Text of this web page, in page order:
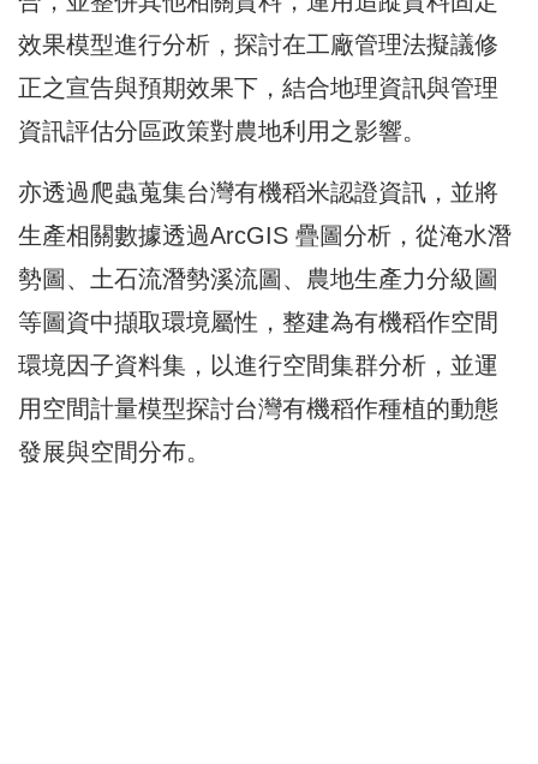
效果模型進行分析， 探討在工廠管理法擬議修
正之宣告與預期效果下， 結合地理資訊與管理
資訊評估分區政策對農地利用之影響。
亦透過爬蟲蒐集台灣有機稻米認證資訊，並將
生產相關數據透過ArcGIS 疊圖分析，從淹水潛
勢圖、土石流潛勢溪流圖、 農地生產力分級圖
等圖資中擷取環境屬性， 整建為有機稻作空間
環境因子資料集，以進行空間集群分析， 並運
用空間計量模型探討台灣有機稻作種植的動態
發展與空間分布。